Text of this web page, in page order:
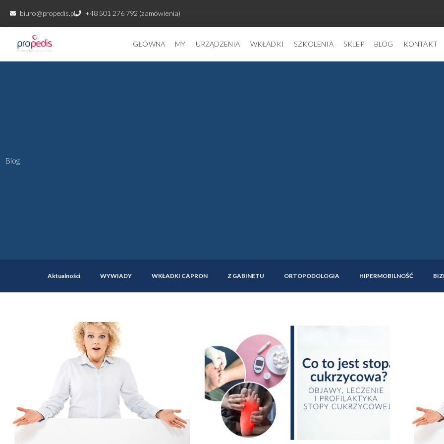
biuro@propedis.pl +48 501 276 792 (zamówienia)
GŁÓWNA MY URZĄDZENIA WKŁADKI SZKOLENIA SKLEP BLOG KONTAKT
Blog
Aktualności WYWIADY WKŁADKI CAPRON Z GABINETU ORTOPODOLOGIA HIPERMOBILNOŚĆ